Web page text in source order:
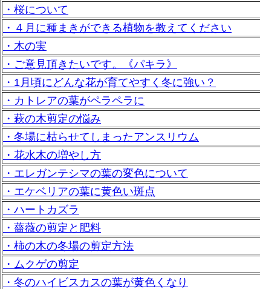
・桜について
・４月に種まきができる植物を教えてください
・木の実
・ご意見頂きたいです。《パキラ》
・1月頃にどんな花が育てやすく冬に強い？
・カトレアの葉がペラペラに
・萩の木剪定の悩み
・冬場に枯らせてしまったアンスリウム
・花水木の増やし方
・エレガンテシマの葉の変色について
・エケベリアの葉に黄色い斑点
・ハートカズラ
・薔薇の剪定と肥料
・柿の木の冬場の剪定方法
・ムクゲの剪定
・冬のハイビスカスの葉が黄色くなり